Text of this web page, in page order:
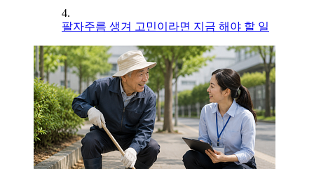
4.
팔자주름 생겨 고민이라면 지금 해야 할 일